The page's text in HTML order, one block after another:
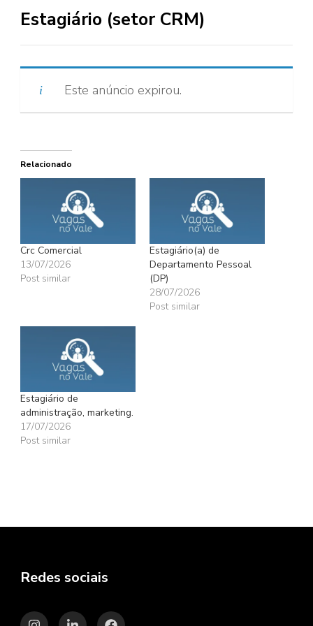
Estagiário (setor CRM)
Este anúncio expirou.
Relacionado
Crc Comercial
13/07/2026
Post similar
Estagiário(a) de
Departamento Pessoal
(DP)
28/07/2026
Post similar
Estagiário de
administração, marketing.
17/07/2026
Post similar
Redes sociais